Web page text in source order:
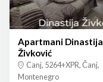
Apartmani Dinastija
Živković
Canj, 5264+XPR, Čanj,
Montenegro